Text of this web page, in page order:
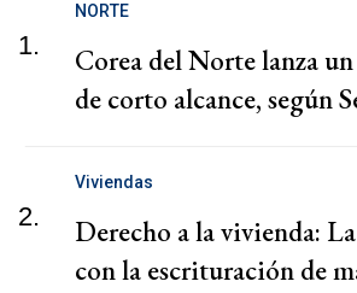
1.
NORTE
Corea del Norte lanza
de corto alcance, según
2.
Viviendas
Derecho a la vivienda:
con la escrituración de